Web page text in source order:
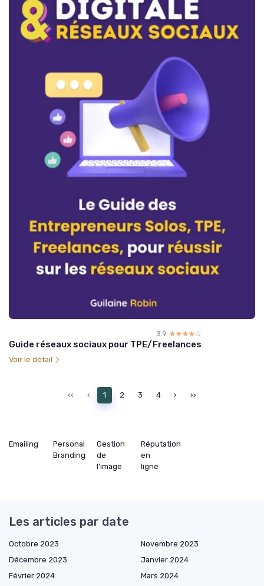
3.9 ☆☆☆☆☆
★★★★★
Guide réseaux sociaux pour TPE/Freelances
Voir le détail
‹‹ ‹ 1 2 3 4 › ››
Emailing
Personal
Branding
Gestion
de
l'image
Réputation
en
ligne
Les articles par date
Octobre 2023
Novembre 2023
Décembre 2023
Janvier 2024
Février 2024
Mars 2024